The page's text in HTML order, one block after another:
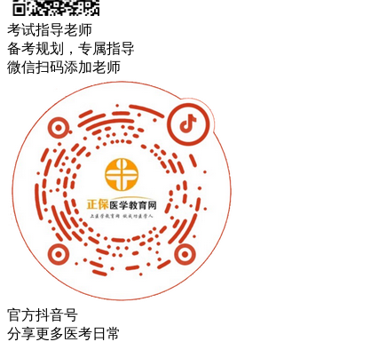
考试指导老师
备考规划，专属指导
微信扫码添加老师
官方抖音号
分享更多医考日常